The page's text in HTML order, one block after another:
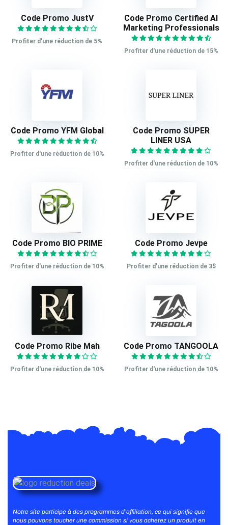
Code Promo JustV
Profiter d'une réduction de 5%
Code Promo Certified AI
Marketing Professionals
Profiter d'une réduction de 15%
Code Promo YFM Global
Profiter d'une réduction de 10%
Code Promo SUPER
LINER USA
Profiter d'une réduction de 10%
Code Promo BIO PRIME
Profiter d'une réduction de 10%
Code Promo Jevpe
Profiter d'une réduction de 3$
Code Promo Ribe Mah
Profiter d'une réduction de 10%
Code Promo TANGOOLA
Profiter d'une réduction de 10%
Notre site participe à des programmes d’affiliation, ce qui signifie que
nous pouvons toucher une commission si vous achetez un produit en